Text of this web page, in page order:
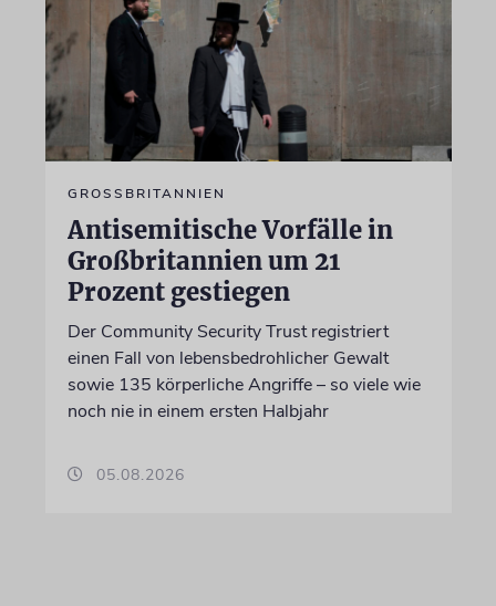
GROSSBRITANNIEN
Antisemitische Vorfälle in
Großbritannien um 21
Prozent gestiegen
Der Community Security Trust registriert
einen Fall von lebensbedrohlicher Gewalt
sowie 135 körperliche Angriffe – so viele wie
noch nie in einem ersten Halbjahr
05.08.2026